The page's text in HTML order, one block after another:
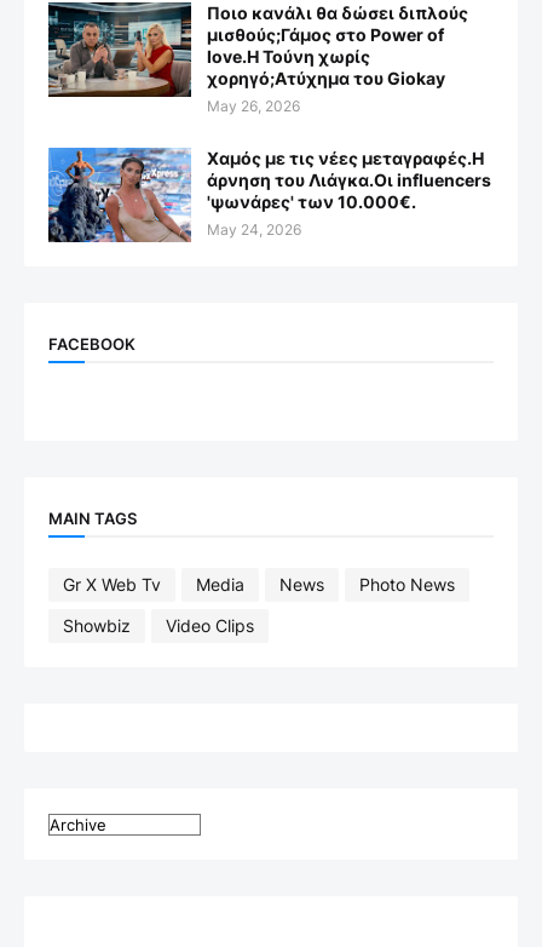
Ποιο κανάλι θα δώσει διπλούς
μισθούς;Γάμος στο Power of
love.Η Τούνη χωρίς
χορηγό;Aτύχημα του Giokay
May 26, 2026
Χαμός με τις νέες μεταγραφές.Η
άρνηση του Λιάγκα.Οι influencers
'ψωνάρες' των 10.000€.
May 24, 2026
FACEBOOK
MAIN TAGS
Gr X Web Tv Media News
Photo News
Showbiz
Video Clips